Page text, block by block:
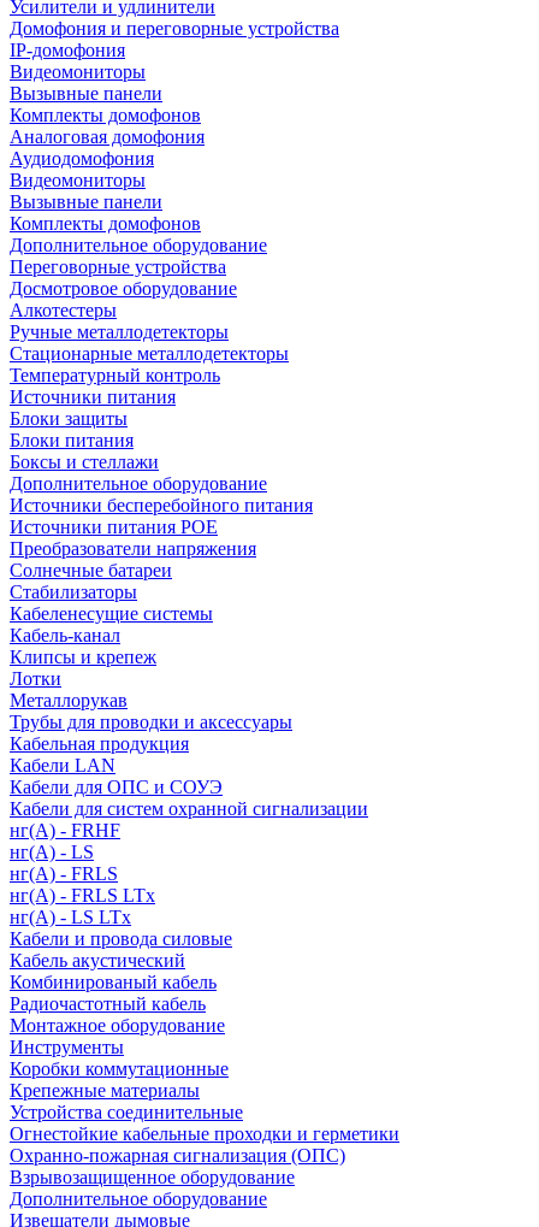
Усилители и удлинители
Домофония и переговорные устройства
IP-домофония
Видеомониторы
Вызывные панели
Комплекты домофонов
Аналоговая домофония
Аудиодомофония
Видеомониторы
Вызывные панели
Комплекты домофонов
Дополнительное оборудование
Переговорные устройства
Досмотровое оборудование
Алкотестеры
Ручные металлодетекторы
Стационарные металлодетекторы
Температурный контроль
Источники питания
Блоки защиты
Блоки питания
Боксы и стеллажи
Дополнительное оборудование
Источники бесперебойного питания
Источники питания POE
Преобразователи напряжения
Солнечные батареи
Стабилизаторы
Кабеленесущие системы
Кабель-канал
Клипсы и крепеж
Лотки
Металлорукав
Трубы для проводки и аксессуары
Кабельная продукция
Кабели LAN
Кабели для ОПС и СОУЭ
Кабели для систем охранной сигнализации
нг(A) - FRHF
нг(A) - LS
нг(А) - FRLS
нг(А) - FRLS LTx
нг(А) - LS LTx
Кабели и провода силовые
Кабель акустический
Комбинированый кабель
Радиочастотный кабель
Монтажное оборудование
Инструменты
Коробки коммутационные
Крепежные материалы
Устройства соединительные
Огнестойкие кабельные проходки и герметики
Охранно-пожарная сигнализация (ОПС)
Взрывозащищенное оборудование
Дополнительное оборудование
Извещатели дымовые